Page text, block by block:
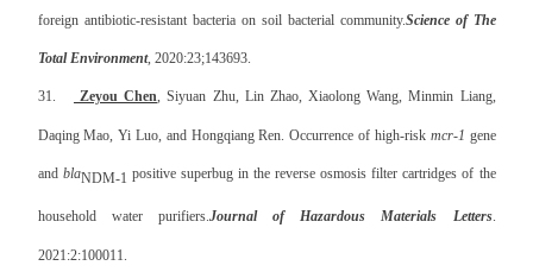
foreign antibiotic-resistant bacteria on soil bacterial community.Science of The
Total Environment, 2020:23;143693.
31. Zeyou Chen, Siyuan Zhu, Lin Zhao, Xiaolong Wang, Minmin Liang,
Daqing Mao, Yi Luo, and Hongqiang Ren.Occurrence of high-risk mcr-1 gene
and blaNDM-1 positive superbug in the reverse osmosis filter cartridges of the
household water purifiers. Journal of Hazardous Materials Letters.
2021:2:100011.